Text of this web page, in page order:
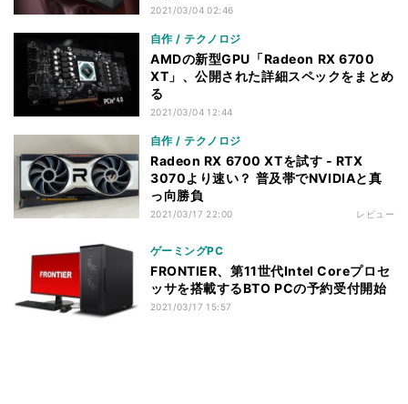
2021/03/04 02:46
自作 / テクノロジ
AMDの新型GPU「Radeon RX 6700
XT」、公開された詳細スペックをまとめ
る
2021/03/04 12:44
自作 / テクノロジ
Radeon RX 6700 XTを試す - RTX
3070より速い？ 普及帯でNVIDIAと真
っ向勝負
2021/03/17 22:00 レビュー
ゲーミングPC
FRONTIER、第11世代Intel Coreプロセ
ッサを搭載するBTO PCの予約受付開始
2021/03/17 15:57